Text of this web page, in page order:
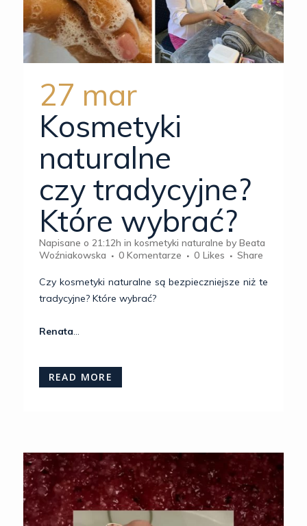
27 mar
Kosmetyki
naturalne
czy tradycyjne?
Które wybrać?
Napisane o 21:12h in kosmetyki naturalne by Beata
Woźniakowska
0 Komentarze 0 Likes Share
Czy kosmetyki naturalne są bezpieczniejsze niż te
tradycyjne? Które wybrać?
Renata...
READ MORE